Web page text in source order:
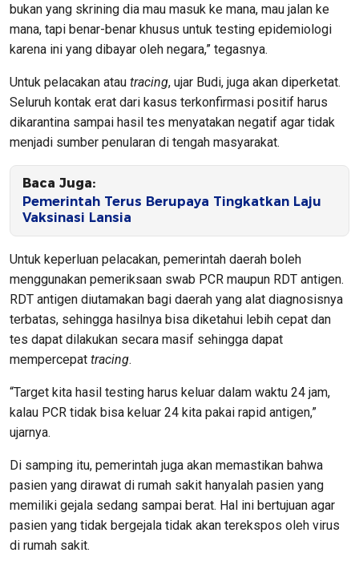
bukan yang skrining dia mau masuk ke mana, mau jalan ke
mana, tapi benar-benar khusus untuk testing epidemiologi
karena ini yang dibayar oleh negara,” tegasnya.
Untuk pelacakan atau tracing, ujar Budi, juga akan diperketat.
Seluruh kontak erat dari kasus terkonfirmasi positif harus
dikarantina sampai hasil tes menyatakan negatif agar tidak
menjadi sumber penularan di tengah masyarakat.
Baca Juga:
Pemerintah Terus Berupaya Tingkatkan Laju
Vaksinasi Lansia
Untuk keperluan pelacakan, pemerintah daerah boleh
menggunakan pemeriksaan swab PCR maupun RDT antigen.
RDT antigen diutamakan bagi daerah yang alat diagnosisnya
terbatas, sehingga hasilnya bisa diketahui lebih cepat dan
tes dapat dilakukan secara masif sehingga dapat
mempercepat tracing.
“Target kita hasil testing harus keluar dalam waktu 24 jam,
kalau PCR tidak bisa keluar 24 kita pakai rapid antigen,”
ujarnya.
Di samping itu, pemerintah juga akan memastikan bahwa
pasien yang dirawat di rumah sakit hanyalah pasien yang
memiliki gejala sedang sampai berat. Hal ini bertujuan agar
pasien yang tidak bergejala tidak akan terekspos oleh virus
di rumah sakit.